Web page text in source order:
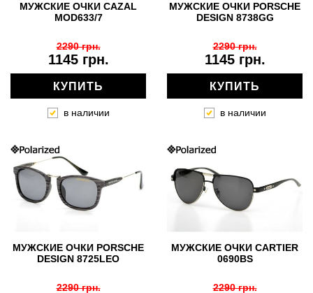
МУЖСКИЕ ОЧКИ CAZAL
MOD633/7
1145 грн.
2290 грн.
КУПИТЬ
в наличии
МУЖСКИЕ ОЧКИ PORSCHE
DESIGN 8738GG
1145 грн.
2290 грн.
КУПИТЬ
в наличии
МУЖСКИЕ ОЧКИ PORSCHE
DESIGN 8725LEO
2290 грн.
МУЖСКИЕ ОЧКИ CARTIER
0690BS
2290 грн.